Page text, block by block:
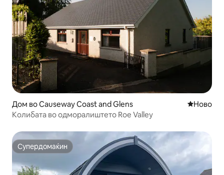
Дом во Causeway Coast and Glens Ново
Ново
Колибата во одморалиштето Roe Valley
Супердомаќин
Супердомаќин